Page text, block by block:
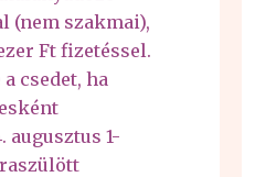
(nem szakmai),
Ft fizetéssel.
csedet, ha
augusztus 1-